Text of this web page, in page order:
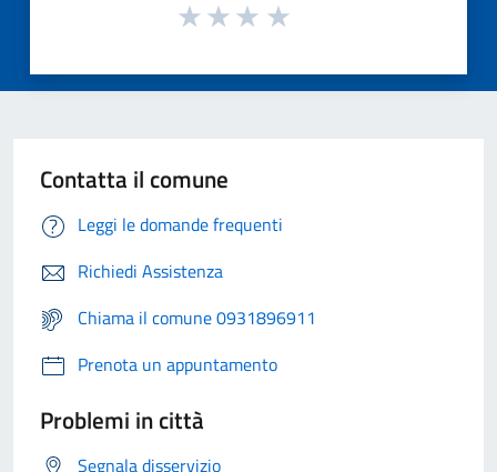
Contatta il comune
Leggi le domande frequenti
Richiedi Assistenza
Chiama il comune 0931896911
Prenota un appuntamento
Problemi in città
Segnala disservizio